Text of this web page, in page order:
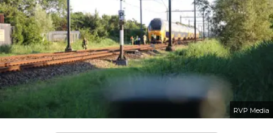
RVP Media